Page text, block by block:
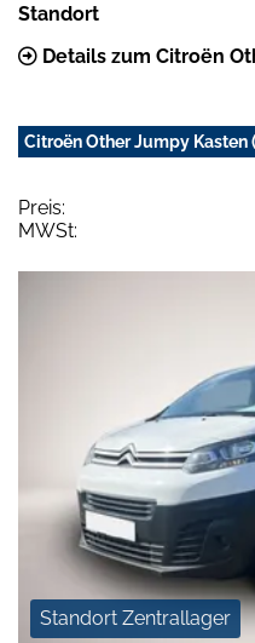
Standort
Details zum Citroën
Citroën Other Jumpy Kasten
Preis:
MWSt:
Standort Zentrallager